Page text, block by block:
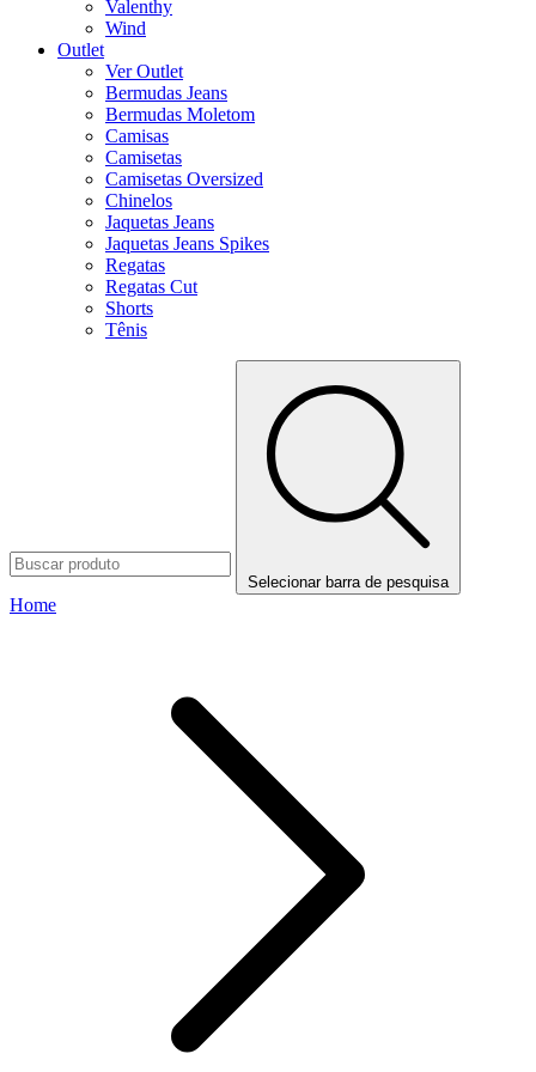
Valenthy
Wind
Outlet
Ver Outlet
Bermudas Jeans
Bermudas Moletom
Camisas
Camisetas
Camisetas Oversized
Chinelos
Jaquetas Jeans
Jaquetas Jeans Spikes
Regatas
Regatas Cut
Shorts
Tênis
Selecionar barra de pesquisa
Home